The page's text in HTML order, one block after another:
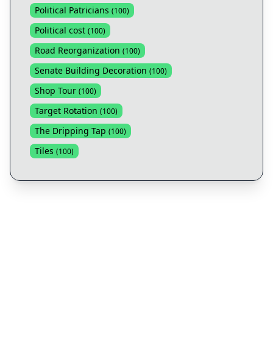
Political Patricians (100)
Political cost (100)
Road Reorganization (100)
Senate Building Decoration (100)
Shop Tour (100)
Target Rotation (100)
The Dripping Tap (100)
Tiles (100)